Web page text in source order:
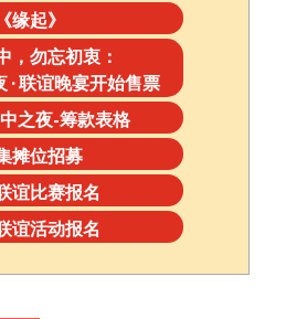
《缘起》
，勿忘初衷：
· 联谊晚宴开始售票
之夜-筹款表格
摊位招募
谊比赛报名
谊活动报名